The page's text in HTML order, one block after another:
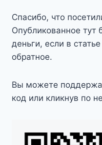
Спасибо, что
Опубликованное тут
деньги, если в
обратное.
Вы можете
код или кликнув по